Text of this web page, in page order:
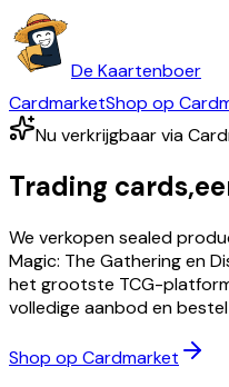
De Kaartenboer
CardmarketShop op
Nu verkrijgbaar via
Trading cards,
We verkopen sealed
Magic: The Gathering en
het grootste TCG-
volledige aanbod en bestel
Shop op Cardmarket